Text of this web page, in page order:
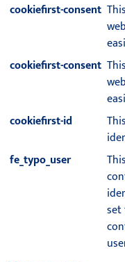
cookiefirst-consent
cookiefirst-consent
cookiefirst-id
fe_typo_user
set